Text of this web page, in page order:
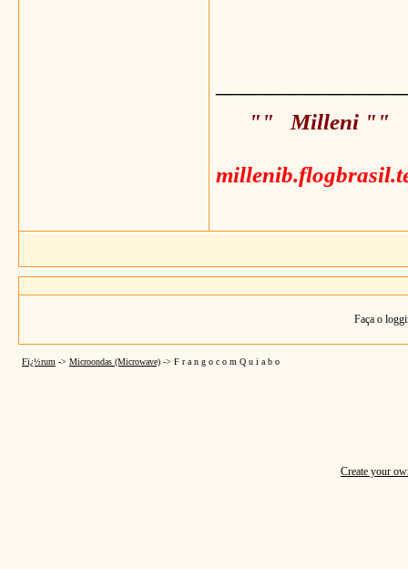
"" Milleni ""
Faça o
Fï¿½rum -> Microondas (Microwave) -> F r a n g o c o m Q u i a b o
Create your